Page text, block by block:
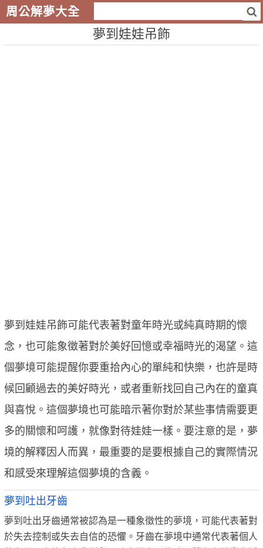
周公解夢大全
夢到娃娃吊飾
夢到娃娃吊飾可能代表著對童年時光或純真時期的懷
念，也可能象徵著對於美好回憶或幸福時光的渴望。這
個夢境可能提醒你要重拾內心的單純和快樂，也許是時
候回顧過去的美好時光，或者重新找回自己內在的童真
與喜悅。這個夢境也可能暗示著你對於某些事情需要更
多的關懷和呵護，就像對待娃娃一樣。要注意的是，夢
境的解釋因人而異，最重要的是要根據自己的實際情況
和感受來理解這個夢境的含義。
夢到吐出牙齒
夢到吐出牙齒通常被認為是一種象徵性的夢境，可能代表著對
於失去控制或失去自信的恐懼。牙齒在夢境中通常代表著個人